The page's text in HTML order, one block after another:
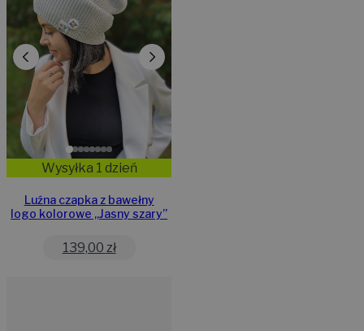
Wysyłka 1 dzień
Luźna czapka z bawełny
logo kolorowe „Jasny szary”
139,00 zł